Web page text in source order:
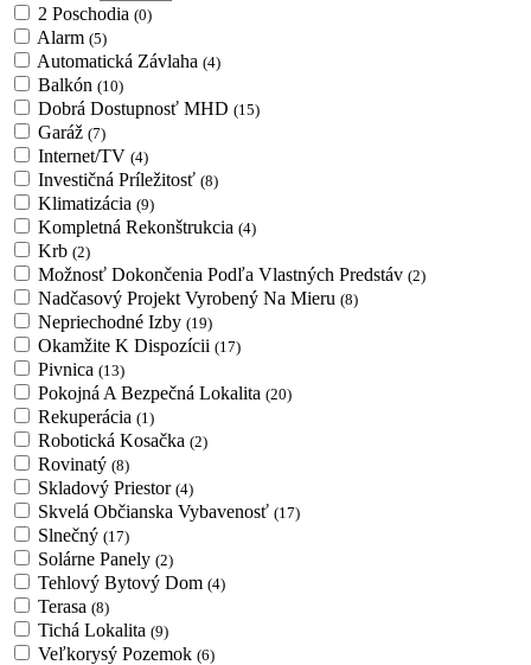
2 Poschodia (0)
Alarm (5)
Automatická Závlaha (4)
Balkón (10)
Dobrá Dostupnosť MHD (15)
Garáž (7)
Internet/TV (4)
Investičná Príležitosť (8)
Klimatizácia (9)
Kompletná Rekonštrukcia (4)
Krb (2)
Možnosť Dokončenia Podľa Vlastných Predstáv (2)
Nadčasový Projekt Vyrobený Na Mieru (8)
Nepriechodné Izby (19)
Okamžite K Dispozícii (17)
Pivnica (13)
Pokojná A Bezpečná Lokalita (20)
Rekuperácia (1)
Robotická Kosačka (2)
Rovinatý (8)
Skladový Priestor (4)
Skvelá Občianska Vybavenosť (17)
Slnečný (17)
Solárne Panely (2)
Tehlový Bytový Dom (4)
Terasa (8)
Tichá Lokalita (9)
Veľkorysý Pozemok (6)